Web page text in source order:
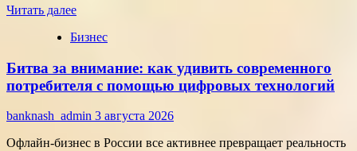
Читать далееПрочитать
о
сотрудников:
как
собрать
команду,
которая
работает
Бизнес
Битва за внимание: как удивить современного
потребителя с помощью цифровых технологий
banknash_admin 3 августа 2026
Офлайн-бизнес в России все активнее превращает реальность